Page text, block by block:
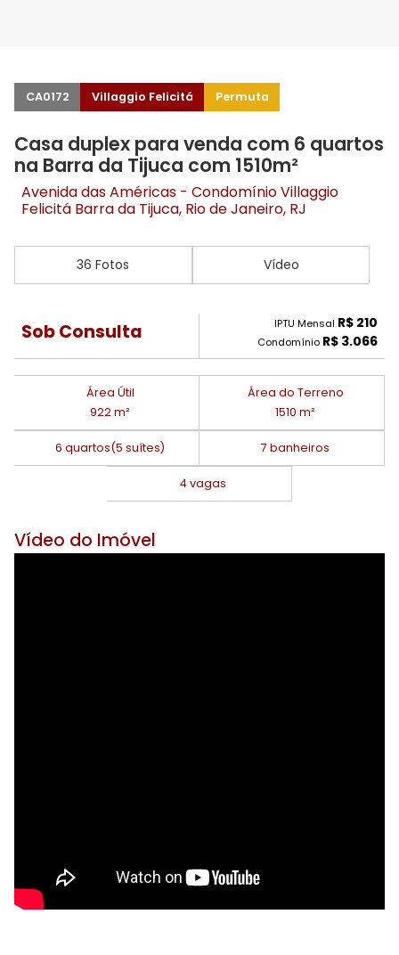
CA0172 Villaggio Felicitá Permuta
Casa duplex para venda com 6 quartos
na Barra da Tijuca com 1510m²
Avenida das Américas - Condomínio Villaggio
Felicitá Barra da Tijuca, Rio de Janeiro, RJ
36 Fotos Vídeo
Sob Consulta IPTU Mensal R$ 210
Condomínio R$ 3.066
Área Útil
922 m²
Área do Terreno
1510 m²
6 quartos(5 suítes) 7 banheiros
4 vagas
Vídeo do Imóvel